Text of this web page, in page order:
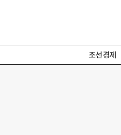
조선경제